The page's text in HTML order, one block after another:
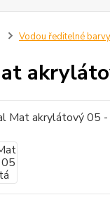
Vodou ředitelné barvy